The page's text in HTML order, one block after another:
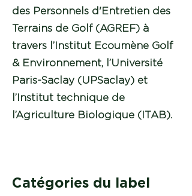
des Personnels d'Entretien des
Terrains de Golf (AGREF) à
travers l’Institut Ecoumène Golf
& Environnement, l’Université
Paris-Saclay (UPSaclay) et
l’Institut technique de
l’Agriculture Biologique (ITAB).
Catégories du label